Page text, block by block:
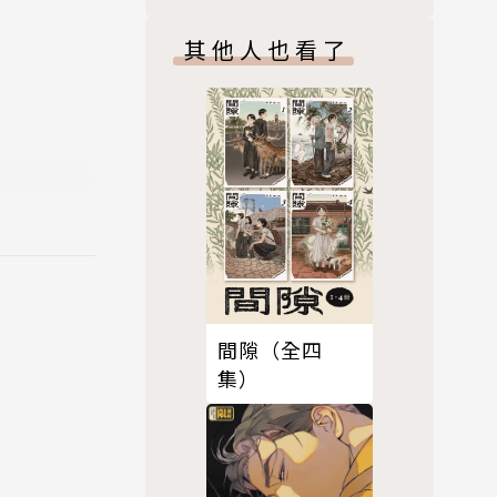
其他人也看了
間隙（全四
集）